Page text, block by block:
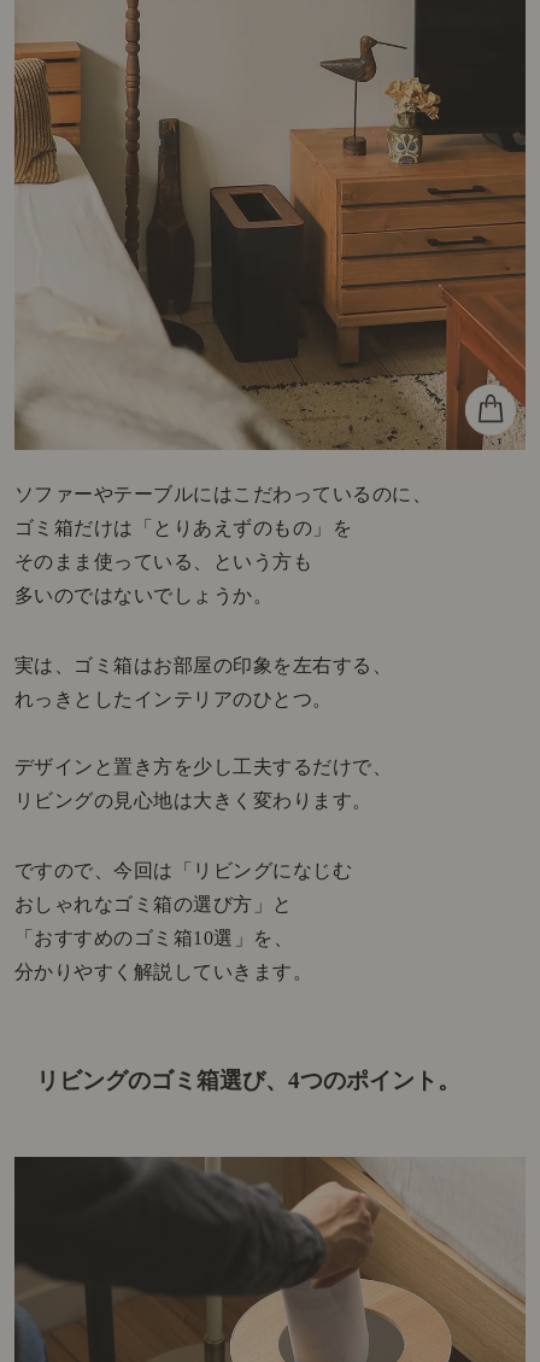
ソファーやテーブルにはこだわっているのに、
ゴミ箱だけは「とりあえずのもの」を
そのまま使っている、という方も
多いのではないでしょうか。
実は、ゴミ箱はお部屋の印象を左右する、
れっきとしたインテリアのひとつ。
デザインと置き方を少し工夫するだけで、
リビングの見心地は大きく変わります。
ですので、今回は「リビングになじむ
おしゃれなゴミ箱の選び方」と
「おすすめのゴミ箱10選」を、
分かりやすく解説していきます。
リビングのゴミ箱選び、4つのポイント。